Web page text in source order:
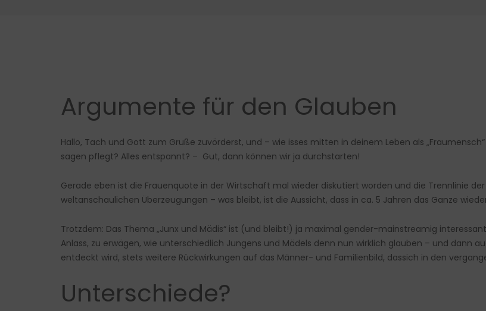
Argumente für den Glauben
Hallo, Tach und Gott zum Gruße zuvörderst, und – wie isses mitten in deinem Leben als
sagen pflegt? Alles entspannt? – Gut, dann können wir ja durchstarten!
Gerade eben ist die Frauenquote in der Wirtschaft mal wieder diskutiert worden und die Trennlinie
weltanschaulichen Überzeugungen – was bleibt, ist die Aussicht, dass in ca. 5 Jahren das Ganze
Trotzdem: Das Thema „Junx und Mädis“ ist (und bleibt!) ja maximal gender-mainstreamig
Anlass, zu erwägen, wie unterschiedlich Jungens und Mädels denn nun wirklich glauben – und dann
entdeckt wird, stets weitere Rückwirkungen auf das Männer- und Familienbild, dassich in den
Unterschiede?